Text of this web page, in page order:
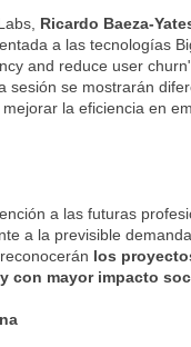
Ricardo Baeza-
a las tecnologías
and reduce user
se mostrarán
la eficiencia en
a las futuras
a la previsible
reconocerán los
con mayor impacto